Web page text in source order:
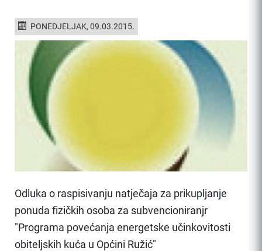
PONEDJELJAK, 09.03.2015.
Odluka o raspisivanju natječaja za prikupljanje
ponuda fizičkih osoba za subvencioniranjr
"Programa povećanja energetske učinkovitosti
obiteljskih kuća u Općini Ružić"